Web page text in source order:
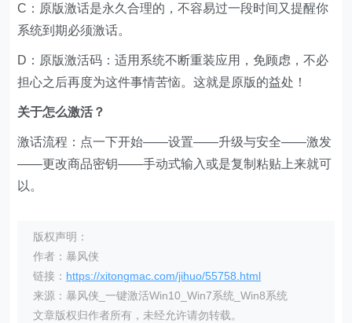
C：原版激话是永久合理的，不容易过一段时间又提醒你
系统到期必须激话。
D：原版激活码：适用系统不断重装应用，免顾虑，不必
担心之后再度为这件事情苦恼。这就是原版的益处！
关于怎么激活？
激话流程：点一下开始——设置——升级与安全——激发
——更改商品密钥——手动式输入或是复制粘贴上来就可
以。
版权声明：
作者：暴风侠
链接： https://xitongmac.com/jihuo/55758.html
来源：暴风侠_一键激活Win10_Win7系统_Win8系统
文章版权归作者所有，未经允许请勿转载。